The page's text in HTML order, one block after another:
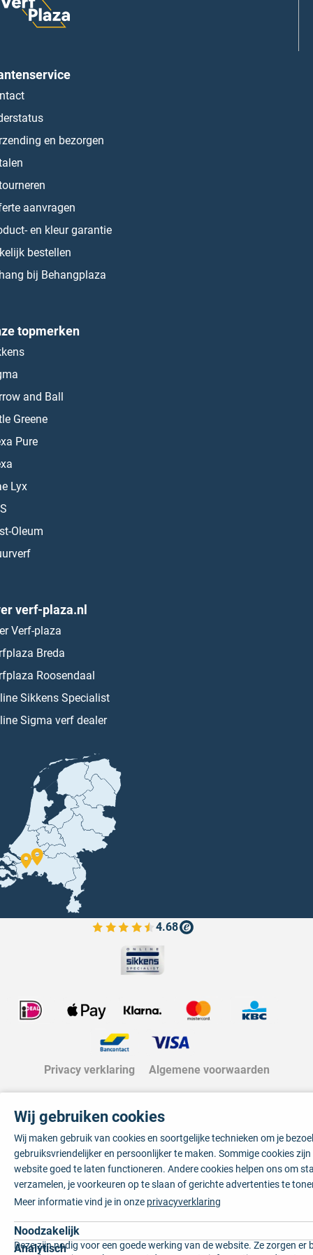
en bezorgen
aanvragen
en kleur garantie
bestellen
bij Behangplaza
topmerken
and Ball
Greene
Pure
Lyx
Oleum
verf-plaza.nl
Verf-plaza
Breda
Roosendaal
Sikkens Specialist
Sigma verf dealer
4.68
Bekijk de verfplaza beoordelingen
Privacy verklaring Algemene voorwaarden
Wij gebruiken cookies
Wij maken gebruik van cookies en soortgelijke technieken om je
gebruiksvriendelijker en persoonlijker te maken. Sommige cookies
website goed te laten functioneren. Andere cookies helpen ons om
verzamelen, je voorkeuren op te slaan of gerichte advertenties te
Meer informatie vind je in onze privacyverklaring
Noodzakelijk
Deze zijn nodig voor een goede werking van de website. Ze zorgen er
Analytisch